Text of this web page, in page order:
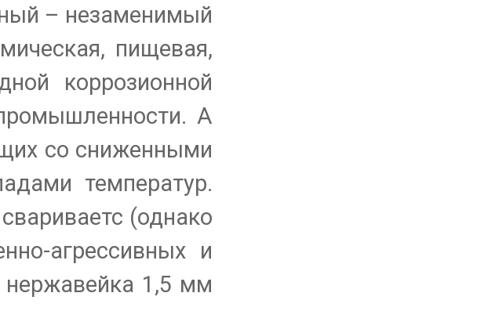
– незаменимый
пищевая,
коррозионной
А
со сниженными
температур.
(однако
агрессивных и
нержавейка 1,5 мм